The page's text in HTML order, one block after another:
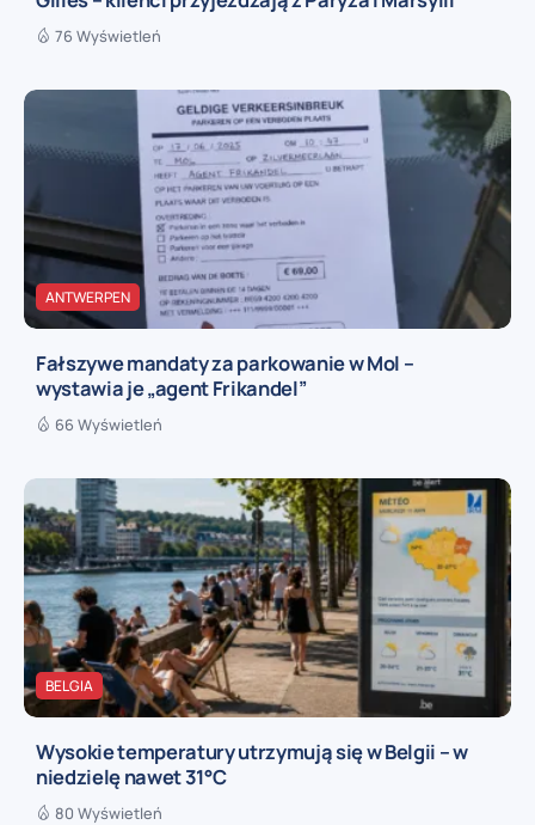
76 Wyświetleń
ANTWERPEN
Fałszywe mandaty za parkowanie w Mol –
wystawia je „agent Frikandel”
66 Wyświetleń
BELGIA
Wysokie temperatury utrzymują się w Belgii – w
niedzielę nawet 31°C
80 Wyświetleń